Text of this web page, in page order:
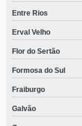
Entre Rios
Erval Velho
Flor do Sertão
Formosa do Sul
Fraiburgo
Galvão